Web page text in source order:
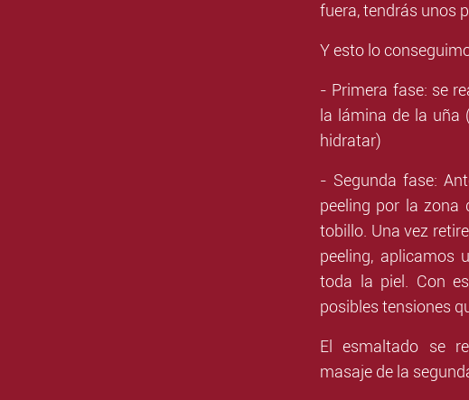
fuera, tendrás unos
Y esto lo
- Primera fase: se
la lámina de la uña
hidratar)
- Segunda fase:
peeling por la zona
tobillo. Una vez
peeling, aplicamos
toda la piel. Con
posibles tensiones
El esmaltado se
masaje de la